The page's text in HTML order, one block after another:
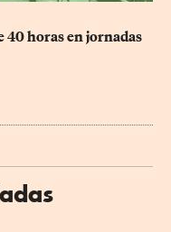
40 horas en jornadas